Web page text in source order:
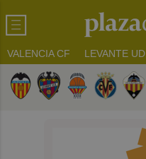
VALENCIA CF LEVANTE UD